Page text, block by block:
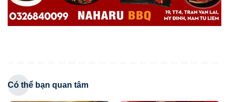
Có thể bạn quan tâm